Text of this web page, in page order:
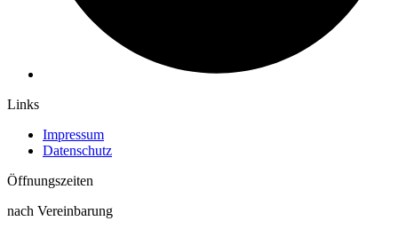
Links
Impressum
Datenschutz
Öffnungs­zeiten
nach Vereinbarung